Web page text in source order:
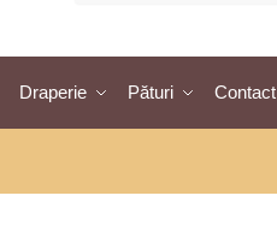
Draperie Pături Contact